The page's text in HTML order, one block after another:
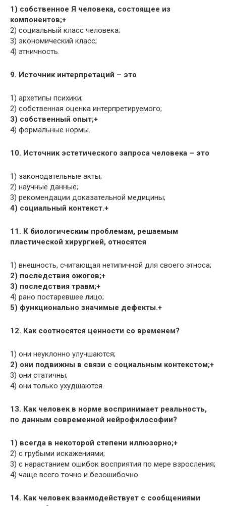
1) собственное Я человека, состоящее из
компонентов;+
2) социальный класс человека;
3) экономический класс;
4) этничность.
9. Источник интерпретаций – это
1) архетипы психики;
2) собственная оценка интерпретируемого;
3) собственный опыт;+
4) формальные нормы.
10. Источник эстетического запроса человека – это
1) законодательные акты;
2) научные данные;
3) рекомендации доказательной медицины;
4) социальный контекст.+
11. К биологическим проблемам, решаемым
пластической хирургией, относятся
1) внешность, считающая нетипичной для своего этноса;
2) последствия ожогов;+
3) последствия травм;+
4) рано постаревшее лицо;
5) функционально значимые дефекты.+
12. Как соотносятся ценности со временем?
1) они неуклонно улучшаются;
2) они подвижны в связи с социальным контекстом;+
3) они статичны;
4) они только ухудшаются.
13. Как человек в норме воспринимает реальность,
по данным современной нейрофилософии?
1) всегда в некоторой степени иллюзорно;+
2) с грубыми искажениями;
3) с нарастанием ошибок восприятия по мере взросления;
4) чаще всего точно и безошибочно.
14. Как человек взаимодействует с сообщениями